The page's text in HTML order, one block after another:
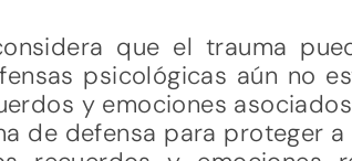
que el trauma
psicológicas aún no
y emociones
de defensa para proteger